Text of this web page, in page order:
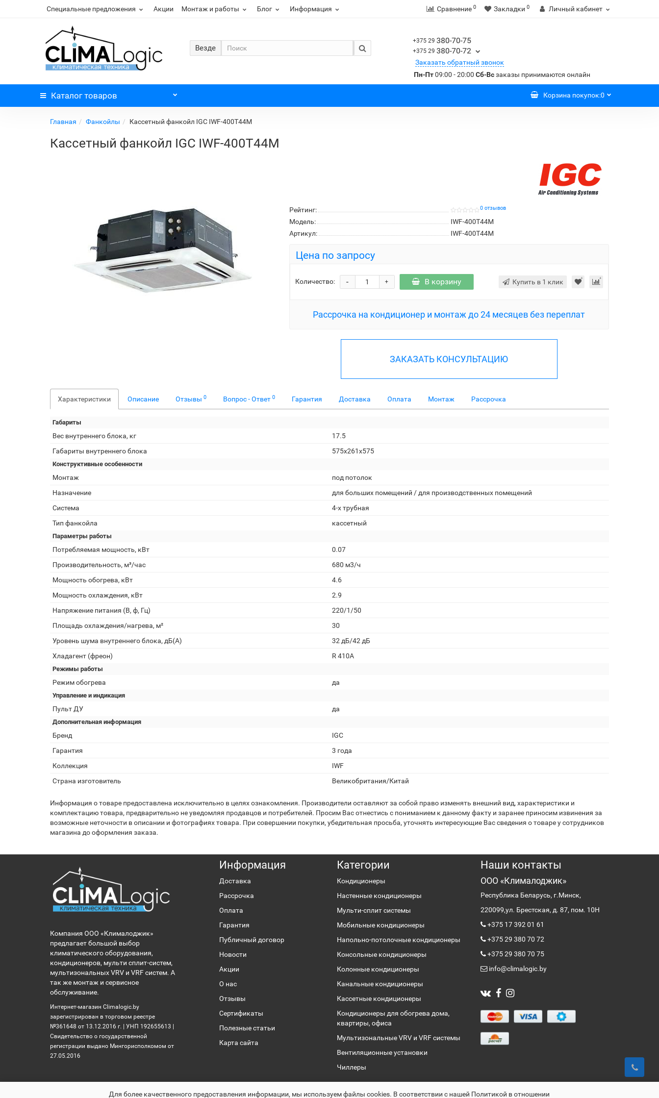
Специальные предложения Акции Монтаж и работы Блог Информация Сравнение 0 Закладки 0 Личный кабинет
Везде
+375 29 380-70-75
+375 29 380-70-72
Заказать обратный звонок
Пн-Пт09:00 - 20:00 Сб-Всзаказы принимаются онлайн
Каталог товаров Корзина покупок:0
Главная Фанкойлы Кассетный фанкойл IGC IWF-400T44M
Кассетный фанкойл IGC IWF-400T44M
Рейтинг: 0 отзывов
Модель:
IWF-400T44M
Артикул:
IWF-400T44M
Цена по запросу
Количество: +
- В корзину Купить в 1 клик
Рассрочка на кондиционер и монтаж до 24 месяцев без переплат
ЗАКАЗАТЬ КОНСУЛЬТАЦИЮ
Характеристики Описание Отзывы 0 Вопрос - Ответ 0 Гарантия Доставка Оплата Монтаж Рассрочка
Габариты
Вес внутреннего блока, кг
17.5
Габариты внутреннего блока
575x261x575
Конструктивные особенности
Монтаж
под потолок
Назначение
для больших помещений / для производственных помещений
Система
4-х трубная
Тип фанкойла
кассетный
Параметры работы
Потребляемая мощность, кВт
0.07
Производительность, м³/час
680 м3/ч
Мощность обогрева, кВт
4.6
Мощность охлаждения, кВт
2.9
Напряжение питания (В, ф, Гц)
220/1/50
Площадь охлаждения/нагрева, м²
30
Уровень шума внутреннего блока, дБ(А)
32 дБ/42 дБ
Хладагент (фреон)
R 410A
Режимы работы
Режим обогрева да
Управление и индикация
Пульт ДУ да
Дополнительная информация
Бренд
IGC
Гарантия
3 года
Коллекция
IWF
Страна изготовитель
Великобритания/Китай
Информация о товаре предоставлена исключительно в целях ознакомления. Производители оставляют за собой право изменять внешний вид, характеристики и
комплектацию товара, предварительно не уведомляя продавцов и потребителей. Просим Вас отнестись с пониманием к данному факту и заранее приносим извинения за
возможные неточности в описании и фотографиях товара. При совершении покупки, убедительная просьба, уточнять интересующие Вас сведения о товаре у сотрудников
магазина до оформления заказа.
Компания ООО «Клималоджик»
предлагает большой выбор
климатического оборудования,
кондиционеров, мульти сплит-систем,
мультизональных VRV и VRF систем. А
так же монтаж и сервисное
обслуживание.
Интернет-магазин Climalogic.by
зарегистрирован в торговом реестре
№361648 от 13.12.2016 г. | УНП 192655613 |
Свидетельство о государственной
регистрации выдано Мингорисполкомом от
27.05.2016
Информация
Доставка
Рассрочка
Оплата
Гарантия
Публичный договор
Новости
Акции
О нас
Отзывы
Сертификаты
Полезные статьи
Карта сайта
Категории
Кондиционеры
Настенные кондиционеры
Мульти-сплит системы
Мобильные кондиционеры
Напольно-потолочные кондиционеры
Консольные кондиционеры
Колонные кондиционеры
Канальные кондиционеры
Кассетные кондиционеры
Кондиционеры для обогрева дома,
квартиры, офиса
Мультизональные VRV и VRF системы
Вентиляционные установки
Чиллеры
Наши контакты
ООО «Клималоджик»
Республика Беларусь, г.Минск,
220099,ул. Брестская, д. 87, пом. 10Н
+375 17 392 01 61
+375 29 380 70 72
+375 29 380 70 75
info@climalogic.by
Раскрутка -cropas.by
Для более качественного предоставления информации, мы используем файлы сookies. В соответствии с нашей Политикой в отношении